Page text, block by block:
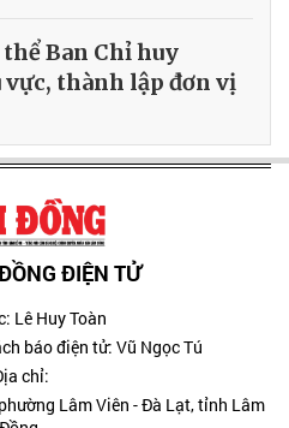
Ban Chỉ huy
thành lập đơn vị
ĐIỆN TỬ
Lê Huy Toàn
báo điện tử: Vũ Ngọc Tú
chỉ:
Lâm Viên - Đà Lạt, tỉnh Lâm